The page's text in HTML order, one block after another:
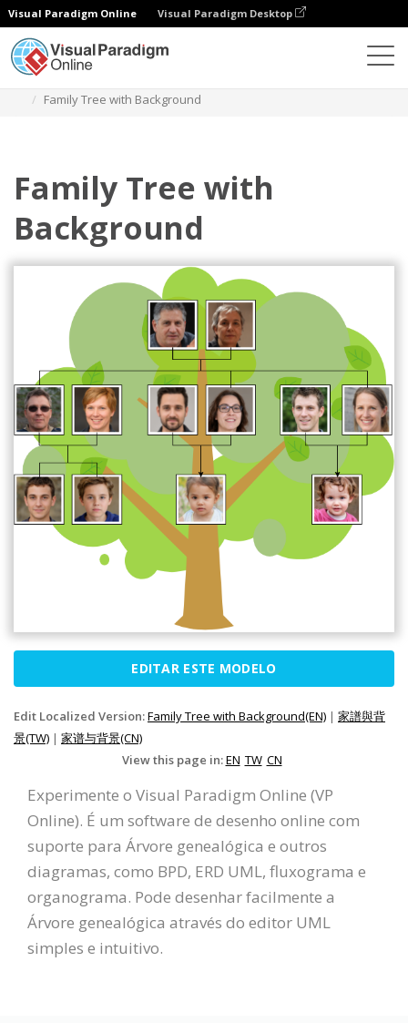
Visual Paradigm Online Visual Paradigm Desktop
Family Tree with Background
Family Tree with
Background
EDITAR ESTE MODELO
Edit Localized Version:Family Tree with Background(EN) | 家譜與背
景(TW) | 家谱与背景(CN)
View this page in:EN TW CN
Experimente o Visual Paradigm Online (VP
Online). É um software de desenho online com
suporte para Árvore genealógica e outros
diagramas, como BPD, ERD UML, fluxograma e
organograma. Pode desenhar facilmente a
Árvore genealógica através do editor UML
simples e intuitivo.